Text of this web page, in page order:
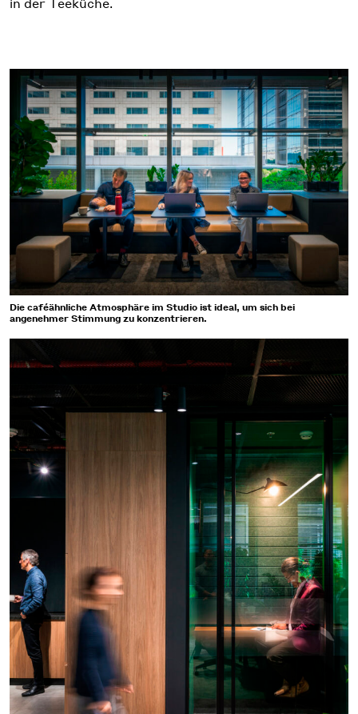
in der Teeküche.
Die caféähnliche Atmosphäre im Studio ist ideal, um sich bei
angenehmer Stimmung zu konzentrieren.